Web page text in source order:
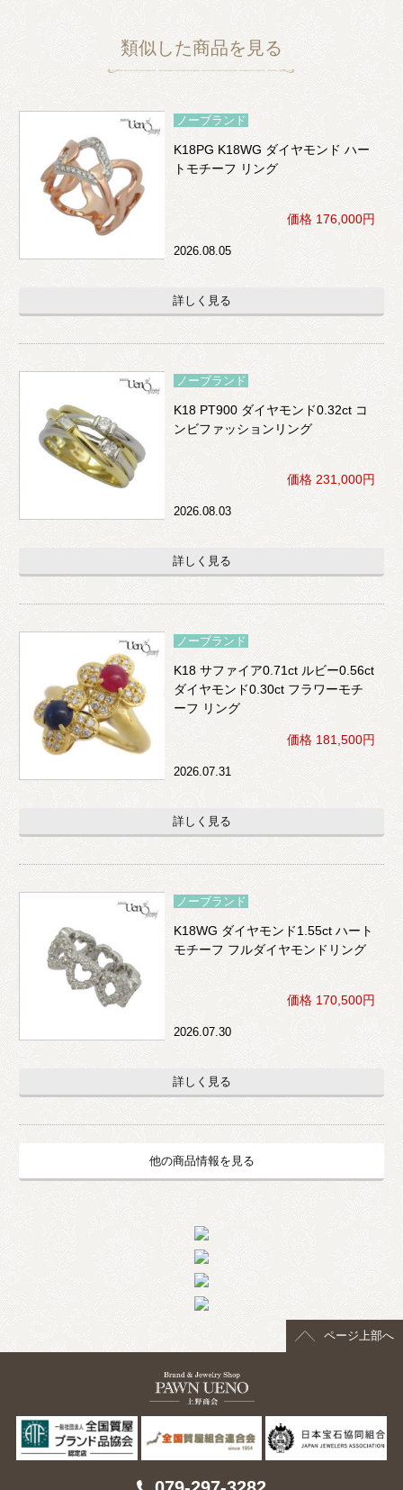
類似した商品を見る
ノーブランド
K18PG K18WG ダイヤモンド ハー
トモチーフ リング
価格 176,000円
2026.08.05
詳しく見る
ノーブランド
K18 PT900 ダイヤモンド0.32ct コ
ンビファッションリング
価格 231,000円
2026.08.03
詳しく見る
ノーブランド
K18 サファイア0.71ct ルビー0.56ct
ダイヤモンド0.30ct フラワーモチ
ーフ リング
価格 181,500円
2026.07.31
詳しく見る
ノーブランド
K18WG ダイヤモンド1.55ct ハート
モチーフ フルダイヤモンドリング
価格 170,500円
2026.07.30
詳しく見る
他の商品情報を見る
ページ上部へ